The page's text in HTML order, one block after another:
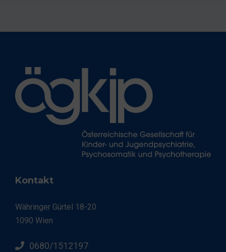
Kontakt
Währinger Gürtel 18-20
1090 Wien
0680/1512197